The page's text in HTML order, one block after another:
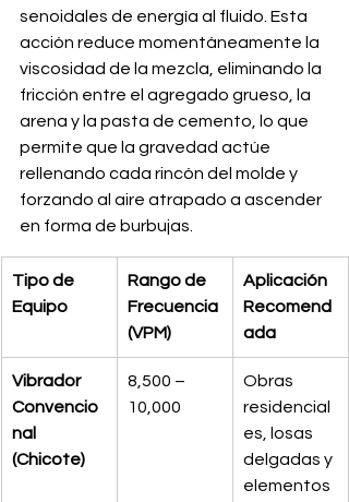
senoidales de energía al fluido. Esta
acción reduce momentáneamente la
viscosidad de la mezcla, eliminando la
fricción entre el agregado grueso, la
arena y la pasta de cemento, lo que
permite que la gravedad actúe
rellenando cada rincón del molde y
forzando al aire atrapado a ascender
en forma de burbujas.
Tipo de
Equipo
Rango de
Frecuencia
(VPM)
Aplicación
Recomend
ada
Vibrador
Convencio
nal
(Chicote)
8,500 –
10,000
Obras
residencial
es, losas
delgadas y
elementos